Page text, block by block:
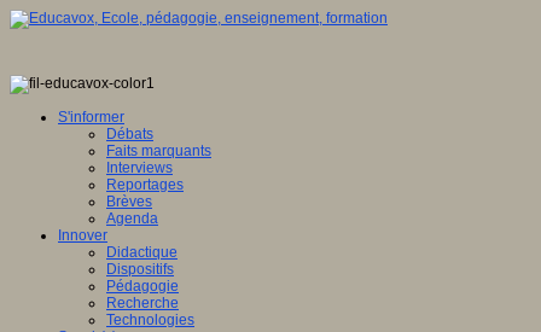
S'informer
Débats
Faits marquants
Interviews
Reportages
Brèves
Agenda
Innover
Didactique
Dispositifs
Pédagogie
Recherche
Technologies